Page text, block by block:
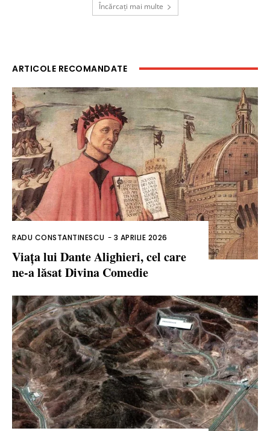
Încărcați mai multe
ARTICOLE RECOMANDATE
RADU CONSTANTINESCU - 3 APRILIE 2026
Viața lui Dante Alighieri, cel care
ne-a lăsat Divina Comedie